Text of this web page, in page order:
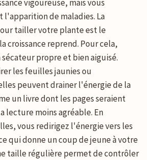
vigoureuse, mais vous
l'apparition de maladies. La
tailler votre plante est le
croissance reprend. Pour cela,
propre et bien aiguisé.
les feuilles jaunies ou
peuvent drainer l'énergie de la
un livre dont les pages seraient
lecture moins agréable. En
vous redirigez l'énergie vers les
qui donne un coup de jeune à votre
taille régulière permet de contrôler